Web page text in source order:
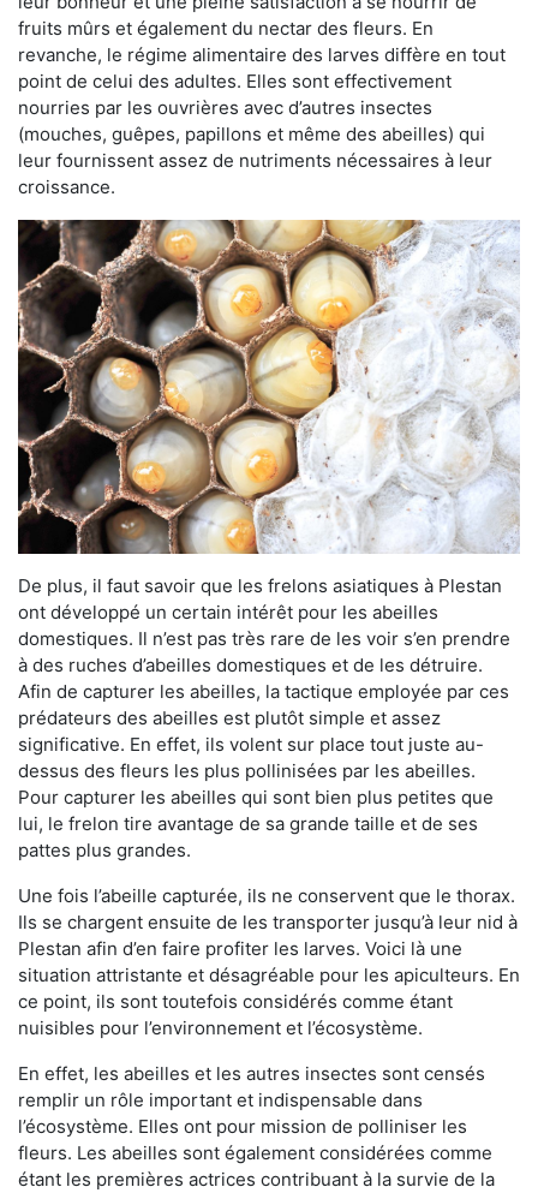
fruits mûrs et également du nectar des fleurs. En
revanche, le régime alimentaire des larves diffère en tout
point de celui des adultes. Elles sont effectivement
nourries par les ouvrières avec d’autres insectes
(mouches, guêpes, papillons et même des abeilles) qui
leur fournissent assez de nutriments nécessaires à leur
croissance.
De plus, il faut savoir que les frelons asiatiques à Plestan
ont développé un certain intérêt pour les abeilles
domestiques. Il n’est pas très rare de les voir s’en prendre
à des ruches d’abeilles domestiques et de les détruire.
Afin de capturer les abeilles, la tactique employée par ces
prédateurs des abeilles est plutôt simple et assez
significative. En effet, ils volent sur place tout juste au-
dessus des fleurs les plus pollinisées par les abeilles.
Pour capturer les abeilles qui sont bien plus petites que
lui, le frelon tire avantage de sa grande taille et de ses
pattes plus grandes.
Une fois l’abeille capturée, ils ne conservent que le thorax.
Ils se chargent ensuite de les transporter jusqu’à leur nid à
Plestan afin d’en faire profiter les larves. Voici là une
situation attristante et désagréable pour les apiculteurs. En
ce point, ils sont toutefois considérés comme étant
nuisibles pour l’environnement et l’écosystème.
En effet, les abeilles et les autres insectes sont censés
remplir un rôle important et indispensable dans
l’écosystème. Elles ont pour mission de polliniser les
fleurs. Les abeilles sont également considérées comme
étant les premières actrices contribuant à la survie de la